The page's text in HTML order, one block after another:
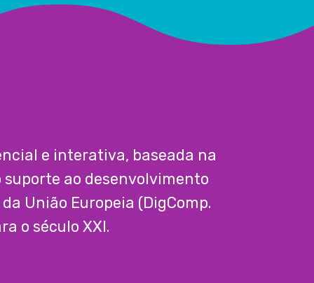
e interativa, baseada na
ao desenvolvimento
União Europeia (DigComp.
o século XXI.